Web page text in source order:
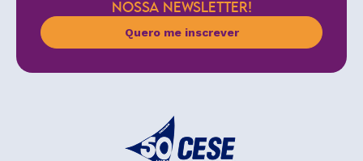
NOSSA NEWSLETTER!
Quero me inscrever